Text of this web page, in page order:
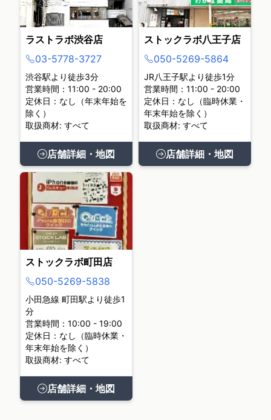
ラストラボ渋谷店
03-5778-3727
渋谷駅より徒歩3分
営業時間：11:00 - 20:00
定休日：なし（年末年始を
除く）
取扱商材: すべて
店舗詳細・地図
ストックラボ八王子店
050-5269-5864
JR八王子駅より徒歩1分
営業時間：11:00 - 20:00
定休日：なし（臨時休業・
年末年始を除く）
取扱商材: すべて
店舗詳細・地図
ストックラボ町田店
050-5269-5838
小田急線 町田駅より徒歩1
分
営業時間：10:00 - 19:00
定休日：なし（臨時休業・
年末年始を除く）
取扱商材: すべて
店舗詳細・地図